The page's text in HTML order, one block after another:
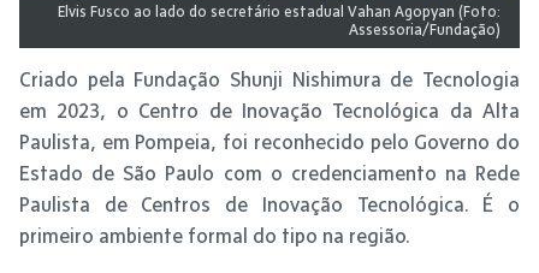
Elvis Fusco ao lado do secretário estadual Vahan Agopyan (Foto:
Assessoria/Fundação)
Criado pela Fundação Shunji Nishimura de Tecnologia
em 2023, o Centro de Inovação Tecnológica da Alta
Paulista, em Pompeia, foi reconhecido pelo Governo do
Estado de São Paulo com o credenciamento na Rede
Paulista de Centros de Inovação Tecnológica. É o
primeiro ambiente formal do tipo na região.